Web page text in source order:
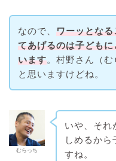
なので、 ワーッとな
てあげるのは子ども
います。村野さん（
と思いますけどね。
むらっち
いや、それ
しめるか
すね。